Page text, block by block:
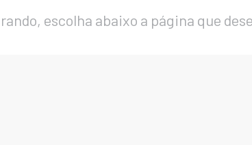
escolha abaixo a página que